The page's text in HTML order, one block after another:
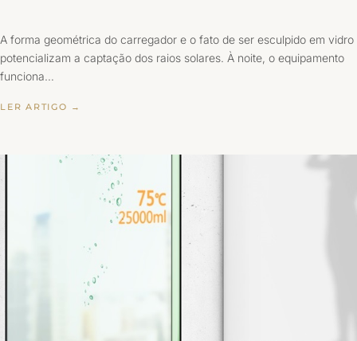
A forma geométrica do carregador e o fato de ser esculpido em vidro
potencializam a captação dos raios solares. À noite, o equipamento
funciona…
LER ARTIGO →